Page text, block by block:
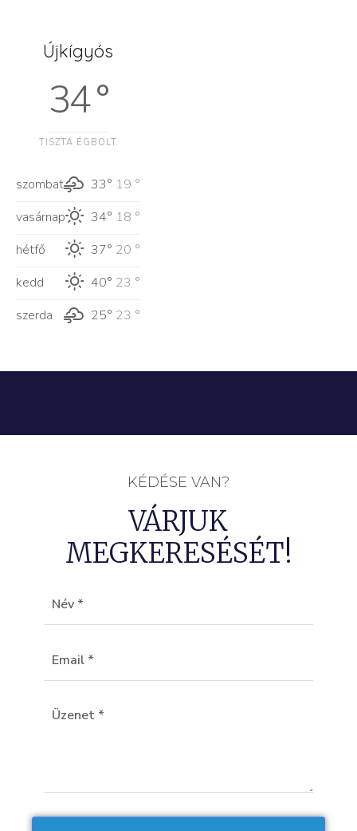
Újkígyós
34 °
TISZTA ÉGBOLT
szombat 33° 19 °
vasárnap
34° 18 °
hétfő
37° 20 °
kedd
40° 23 °
szerda
25° 23 °
KÉDÉSE VAN?
VÁRJUK
MEGKERESÉSÉT!